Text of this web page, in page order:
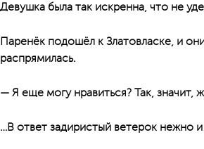
Девушка была так искренна, что не
Паренёк подошёл к Златовласке, и
распрямилась.
— Я еще могу нравиться? Так, значит,
…В ответ задиристый ветерок нежно